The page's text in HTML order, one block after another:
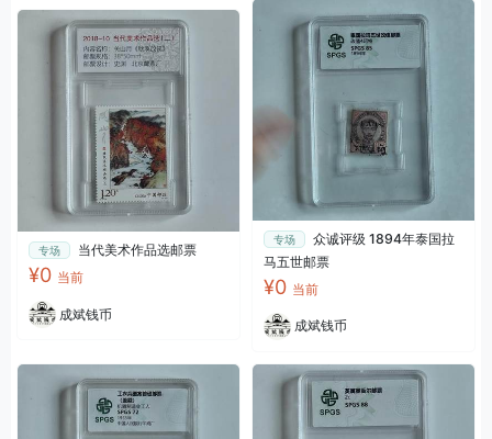
专场 当代美术作品选邮票
¥0 当前
成斌钱币
专场
众诚评级 1894年泰国拉
马五世邮票
¥0 当前
成斌钱币